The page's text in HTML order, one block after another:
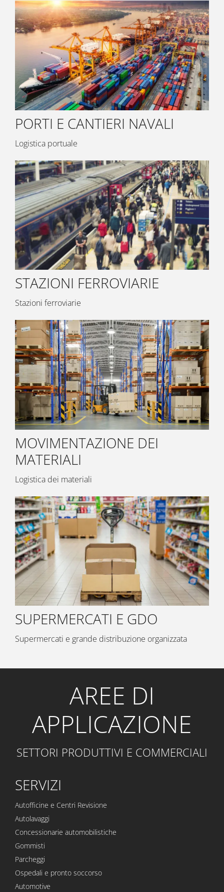
PORTI E CANTIERI NAVALI
Logistica portuale
STAZIONI FERROVIARIE
Stazioni ferroviarie
MOVIMENTAZIONE DEI
MATERIALI
Logistica dei materiali
SUPERMERCATI E GDO
Supermercati e grande distribuzione organizzata
AREE DI
APPLICAZIONE
SETTORI PRODUTTIVI E COMMERCIALI
SERVIZI
Autofficine e Centri Revisione
Autolavaggi
Concessionarie automobilistiche
Gommisti
Parcheggi
Ospedali e pronto soccorso
Automotive